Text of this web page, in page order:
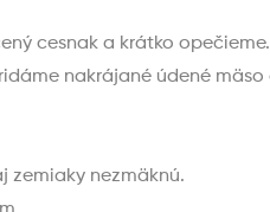
cesnak a krátko opečieme.
nakrájané údené
zemiaky nezmäknú.